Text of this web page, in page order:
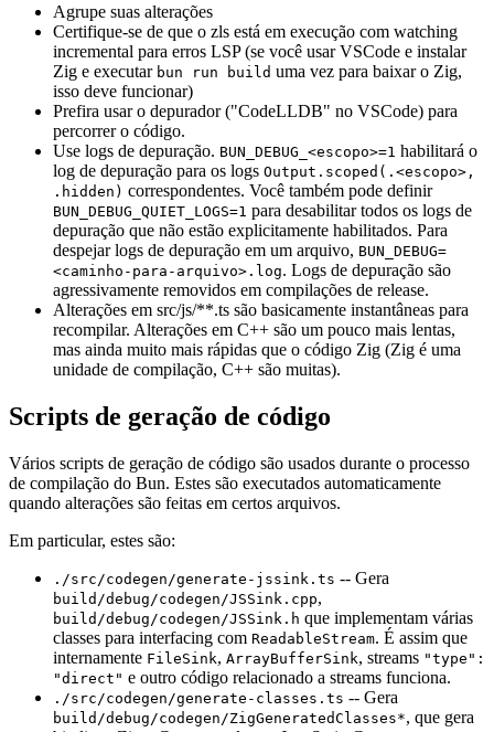
Agrupe suas alterações
Certifique-se de que o zls está em execução com watching
incremental para erros LSP (se você usar VSCode e instalar
Zig e executar bun run build uma vez para baixar o Zig,
isso deve funcionar)
Prefira usar o depurador ("CodeLLDB" no VSCode) para
percorrer o código.
Use logs de depuração. BUN_DEBUG_<escopo>=1 habilitará o
log de depuração para os logs Output.scoped(.<escopo>,
.hidden) correspondentes. Você também pode definir
BUN_DEBUG_QUIET_LOGS=1 para desabilitar todos os logs de
depuração que não estão explicitamente habilitados. Para
despejar logs de depuração em um arquivo, BUN_DEBUG=
<caminho-para-arquivo>.log. Logs de depuração são
agressivamente removidos em compilações de release.
Alterações em src/js/**.ts são basicamente instantâneas para
recompilar. Alterações em C++ são um pouco mais lentas,
mas ainda muito mais rápidas que o código Zig (Zig é uma
unidade de compilação, C++ são muitas).
Scripts de geração de código
Vários scripts de geração de código são usados durante o processo
de compilação do Bun. Estes são executados automaticamente
quando alterações são feitas em certos arquivos.
Em particular, estes são:
./src/codegen/generate-jssink.ts -- Gera
build/debug/codegen/JSSink.cpp,
build/debug/codegen/JSSink.h que implementam várias
classes para interfacing com ReadableStream. É assim que
internamente FileSink, ArrayBufferSink, streams "type":
"direct" e outro código relacionado a streams funciona.
./src/codegen/generate-classes.ts -- Gera
build/debug/codegen/ZigGeneratedClasses*, que gera